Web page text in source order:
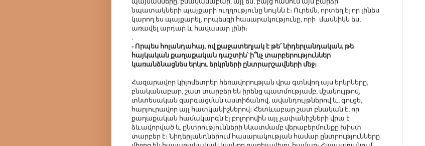
նպատակների պայքարի ուղղությունը նույնն է։ Ուրեմն, որտեղ էլ որ լինես
կարող ես պայքարել, որպեսզի հասարակությունը, որի մասնիկն ես,
առավել արդար և հավասար լինի։
.
- Որպես հոլանդահայ, ով քաջատեղյակ է թե՛ նիդերլանդական, թե
հայկական քաղաքական դաշտին՝ ի՞նչ տարբերություններ
կառանձնացնես երկու երկրների ընտրարշավների մեջ։
Հազարավոր կիլոմետրեր հեռավորության վրա գտնվող այս երկրները,
բնականաբար, շատ տարբեր են իրենց պատմությամբ, մշակույթով,
տնտեսական զարգացման աստիճանով, ավանդույթներով և, գուցե,
հարյուրավոր այլ հատկանիշներով։ Հետևաբար շատ բնական է, որ
քաղաքական համակարգն էլ բոլորովին այլ չափանիշների վրա է
ձևավորված և ընտրությունների նկատմամբ վերաբերմունքը խիստ
տարբեր է։ Նիդերլանդներում հասարակության համար ընտրությունները